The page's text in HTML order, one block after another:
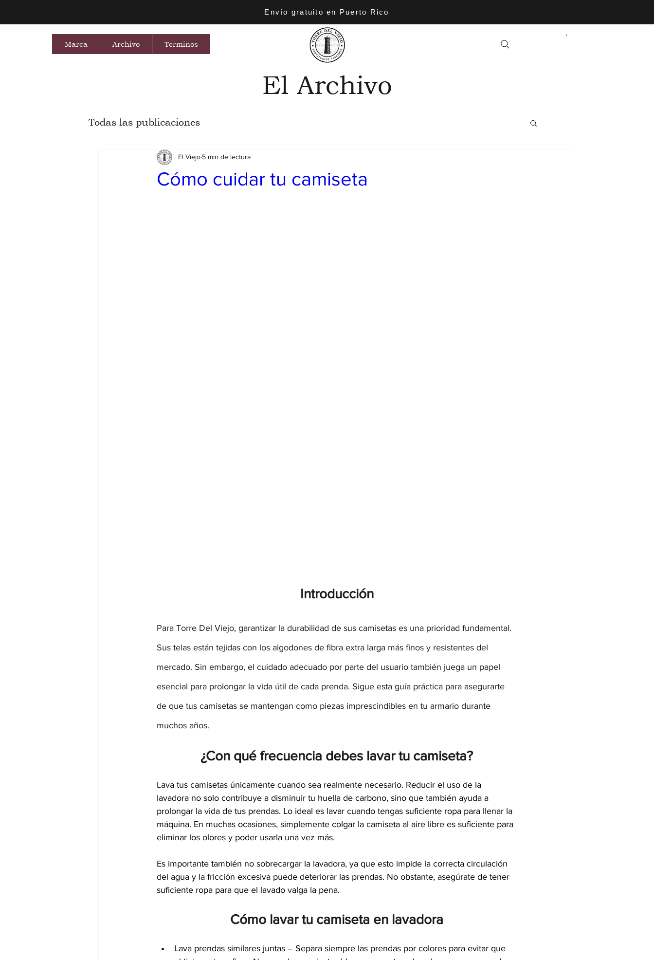
Envío gratuito en Puerto Rico
Marca Archivo Terminos
El Archivo
Todas las publicaciones
Cómo cuidar tu camiseta
El Viejo 5 min de lectura
Introducción
Para Torre Del Viejo, garantizar la durabilidad de sus camisetas es una prioridad fundamental.
Sus telas están tejidas con los algodones de fibra extra larga más finos y resistentes del
mercado. Sin embargo, el cuidado adecuado por parte del usuario también juega un papel
esencial para prolongar la vida útil de cada prenda. Sigue esta guía práctica para asegurarte
de que tus camisetas se mantengan como piezas imprescindibles en tu armario durante
muchos años.
¿Con qué frecuencia debes lavar tu camiseta?
Lava tus camisetas únicamente cuando sea realmente necesario. Reducir el uso de la
lavadora no solo contribuye a disminuir tu huella de carbono, sino que también ayuda a
prolongar la vida de tus prendas. Lo ideal es lavar cuando tengas suficiente ropa para llenar la
máquina. En muchas ocasiones, simplemente colgar la camiseta al aire libre es suficiente para
eliminar los olores y poder usarla una vez más.
Es importante también no sobrecargar la lavadora, ya que esto impide la correcta circulación
del agua y la fricción excesiva puede deteriorar las prendas. No obstante, asegúrate de tener
suficiente ropa para que el lavado valga la pena.
Cómo lavar tu camiseta en lavadora
Lava prendas similares juntas – Separa siempre las prendas por colores para evitar que